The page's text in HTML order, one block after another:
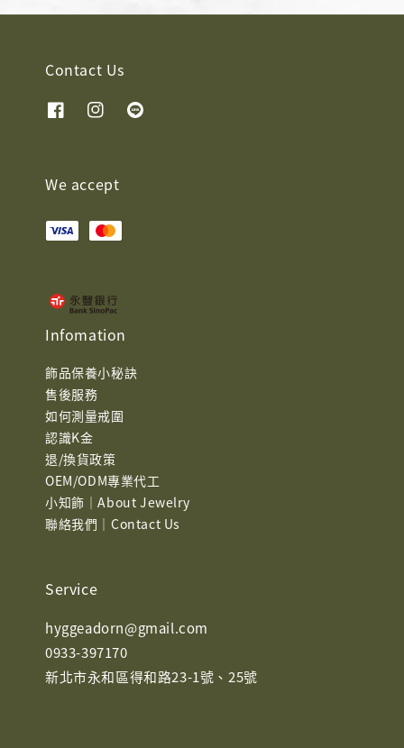
Contact Us
We accept
Infomation
飾品保養小秘訣
售後服務
如何測量戒圍
認識K金
退/換貨政策
OEM/ODM專業代工
小知飾｜About Jewelry
聯絡我們｜Contact Us
Service
hyggeadorn@gmail.com
0933-397170
新北市永和區得和路23-1號、25號